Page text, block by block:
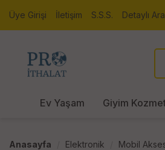
Üye Girişi İletişim S.S.S. Detaylı
Ev Yaşam Giyim
Anasayfa Elektronik Mobil